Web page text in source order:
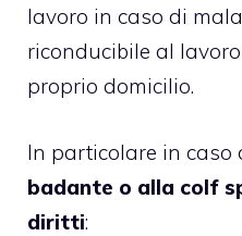
lavoro in caso di
riconducibile al
proprio domicilio.
In particolare in caso
badante o alla colf
diritti: